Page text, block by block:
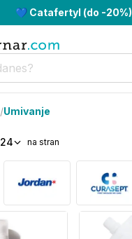
💙 Catafertyl (do -20%)
/Umivanje
24 na stran